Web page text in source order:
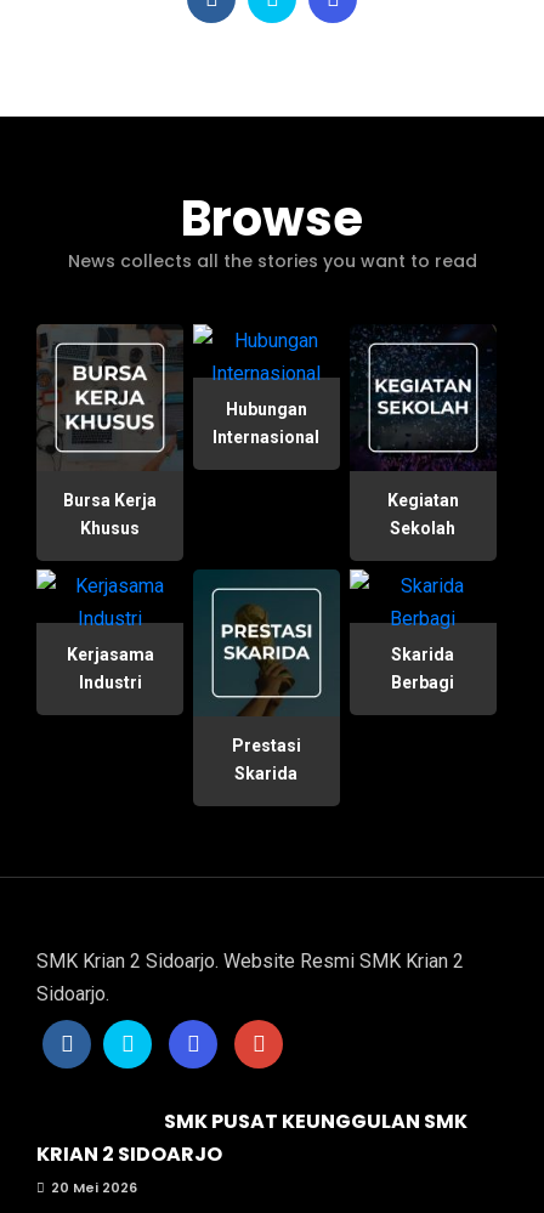
Browse
News collects all the stories you want to read
Bursa Kerja
Khusus
Hubungan
Internasional
Kegiatan
Sekolah
Kerjasama
Industri
Prestasi
Skarida
Skarida
Berbagi
SMK Krian 2 Sidoarjo. Website Resmi SMK Krian 2
Sidoarjo.
SMK PUSAT KEUNGGULAN SMK
KRIAN 2 SIDOARJO
20 Mei 2026